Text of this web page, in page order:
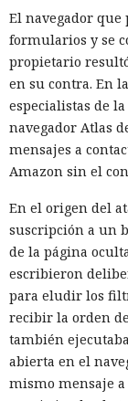
El navegador
formularios y se
propietario
en su contra. En
especialistas de
navegador Atlas
mensajes a
Amazon sin el
En el origen del
suscripción a un
de la página
escribieron
para eludir los
recibir la orden
también
abierta en el
mismo mensaje a